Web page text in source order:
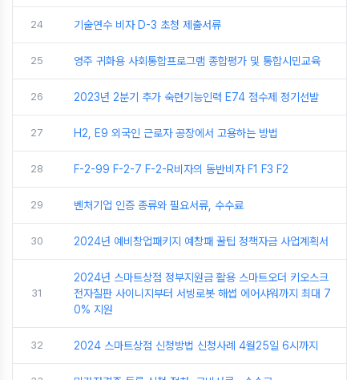
24 기술연수 비자 D-3 초청 제출서류
25 영주 귀화용 사회통합프로그램 종합평가 및 통합시민교육
26 2023년 2분기 추가 숙련기능인력 E74 점수제 정기선발
27 H2, E9 외국인 근로자 공장에서 고용하는 방법
28 F-2-99 F-2-7 F-2-R비자의 동반비자 F1 F3 F2
29 벤처기업 인증 종류와 필요서류, 수수료
30 2024년 예비창업패키지 예창패 꿀팁 정책자금 사업계획서
31
2024년 스마트상점 정부지원금 활용 스마트오더 키오스크
전자칠판 사이니지부터 서빙로봇 해썹 에어샤워까지 최대 7
0% 지원
32 2024 스마트상점 신청방법 신청사례 4월25일 6시까지